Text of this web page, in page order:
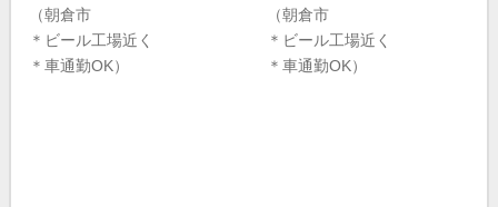
（朝倉市
＊ビール工場近く
＊車通勤OK）
（朝倉市
＊ビール工場近く
＊車通勤OK）